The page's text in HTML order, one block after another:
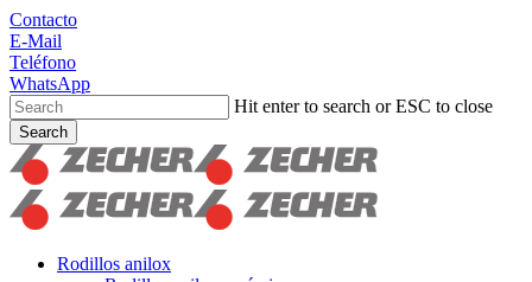
Skip
to
main
content
Contacto
E-Mail
Teléfono
WhatsApp
Hit enter to search or ESC to close
Search
Close
Search
search
Menu
Rodillos anilox